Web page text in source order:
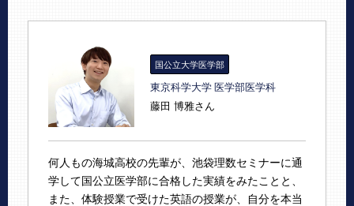
国公立大学医学部
東京科学大学 医学部医学科
藤田 博雅さん
何人もの海城高校の先輩が、池袋理数セミナーに通
学して国公立医学部に合格した実績をみたことと、
また、体験授業で受けた英語の授業が、自分を本当